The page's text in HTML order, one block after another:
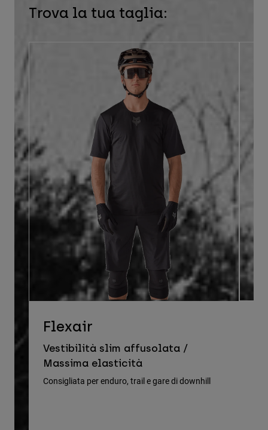
Trova la tua taglia:
Flexair
Vestibilità slim affusolata /
Massima elasticità
Consigliata per enduro, trail e gare di downhill